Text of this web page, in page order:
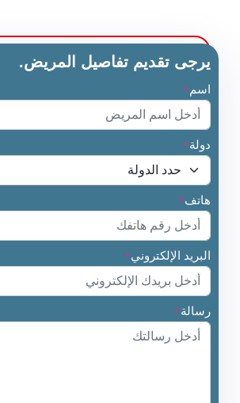
يرجى تقديم تفاصيل المريض.
اسم *
دولة*
هاتف*
البريد الإلكتروني*
رسالة*